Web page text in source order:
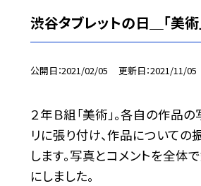
渋谷タブレットの日＿「美
公開日 2021/02/05 更新日 2021/11/05
２年Ｂ組「美術」。各自の作品
リに張り付け、作品についての
します。写真とコメントを全体
にしました。